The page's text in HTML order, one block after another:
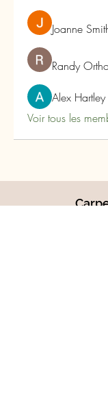
Joanne
Randy
Alex Hartley
Voir tous les